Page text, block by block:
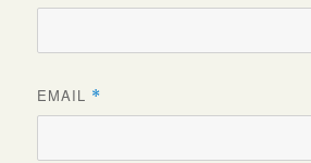
EMAIL *